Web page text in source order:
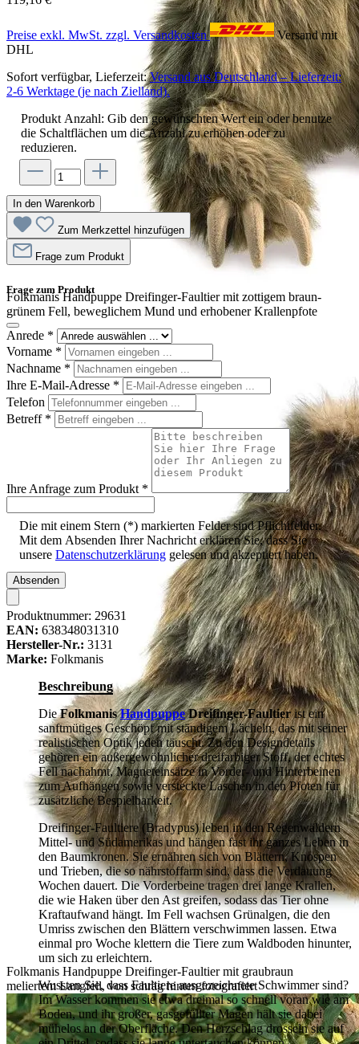
Folkmanis Handpuppe Dreifinger-Faultier mit zottigem braun-
grünem Fell, beweglichem Mund und erhobener Krallenpfote
Folkmanis Handpuppe Dreifinger-Faultier mit graubraun
meliertem Langfell, von schräg hinten fotografiert
Preise exkl. MwSt. zzgl. Versandkosten
Versand mit
DHL
Sofort verfügbar, Lieferzeit:Versand aus Deutschland – Lieferzeit:
2-6 Werktage (je nach Zielland).
Produkt Anzahl: Gib den gewünschten Wert ein oder benutze
die Schaltflächen um die Anzahl zu erhöhen oder zu
reduzieren.
In den Warenkorb
Zum Merkzettel hinzufügen
Frage zum Produkt
Frage zum Produkt
Anrede *
Vorname *
Nachname *
Ihre E-Mail-Adresse *
Telefon
Betreff *
Ihre Anfrage zum Produkt *
Die mit einem Stern (*) markierten Felder sind Pflichtfelder.
Mit dem Absenden Ihrer Nachricht erklären Sie, dass Sie
unsere Datenschutzerklärung gelesen und akzeptiert haben.
Absenden
Produktnummer: 29631
EAN: 638348031310
Hersteller-Nr.: 3131
Marke: Folkmanis
Beschreibung
DieFolkmanisHandpuppeDreifinger-Faultierist ein
sanftmütiges Geschöpf mit ständigem Lächeln, das mit seiner
realistischen Optik jeden täuscht. Zu den Designdetails
gehören ein außergewöhnlicher dreifarbiger Stoff, der echtes
Fell nachahmt, Magneteinsätze in Vorder- und Hinterbeinen
zum Aufhängen sowie versteckte Laschen in den Pfoten für
zusätzliche Bespielbarkeit.
Dreifinger-Faultiere (Bradypus) leben in den Regenwäldern
Mittel- und Südamerikas und hängen fast ihr ganzes Leben in
den Baumkronen. Sie ernähren sich von Blättern, Knospen
und Trieben, die so nährstoffarm sind, dass die Verdauung
Wochen dauert. Die Vorderbeine tragen drei lange Krallen,
die wie Haken über den Ast greifen, sodass das Tier ohne
Kraftaufwand hängt. Im Fell wachsen Grünalgen, die den
Umriss zwischen den Blättern verschwimmen lassen. Etwa
einmal pro Woche klettern die Tiere zum Waldboden hinunter,
um sich zu erleichtern.
Wussten Sie, dass Faultiere ausgezeichnete Schwimmer sind?
Im Wasser kommen sie etwa dreimal so schnell voran wie am
Boden, und ihr großer, gasgefüllter Magen hält sie dabei
mühelos an der Oberfläche. Den Herzschlag drosseln sie auf